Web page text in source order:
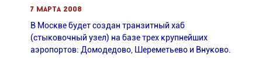
7 марта 2008
В Москве будет создан транзитный хаб
(стыковочный узел) на базе трех крупнейших
аэропортов: Домодедово, Шереметьево и Внуково.